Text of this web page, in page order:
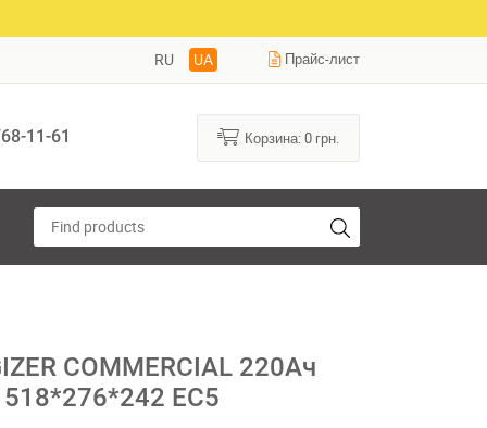
RU UA Прайс-лист
11-61 Корзина:0 грн.
COMMERCIAL 220Ач
EC5